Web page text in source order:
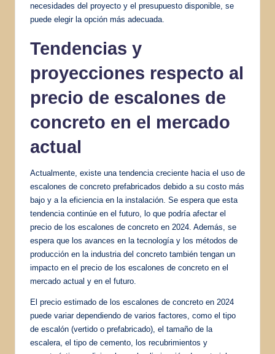
necesidades del proyecto y el presupuesto disponible, se
puede elegir la opción más adecuada.
Tendencias y
proyecciones respecto al
precio de escalones de
concreto en el mercado
actual
Actualmente, existe una tendencia creciente hacia el uso de
escalones de concreto prefabricados debido a su costo más
bajo y a la eficiencia en la instalación. Se espera que esta
tendencia continúe en el futuro, lo que podría afectar el
precio de los escalones de concreto en 2024. Además, se
espera que los avances en la tecnología y los métodos de
producción en la industria del concreto también tengan un
impacto en el precio de los escalones de concreto en el
mercado actual y en el futuro.
El precio estimado de los escalones de concreto en 2024
puede variar dependiendo de varios factores, como el tipo
de escalón (vertido o prefabricado), el tamaño de la
escalera, el tipo de cemento, los recubrimientos y